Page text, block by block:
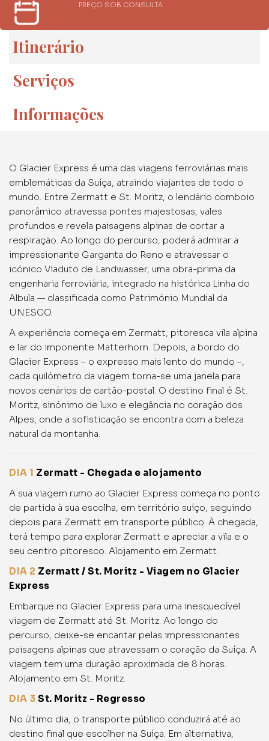
PREÇO SOB CONSULTA
Itinerário
Serviços
Informações
O Glacier Express é uma das viagens ferroviárias mais
emblemáticas da Suíça, atraindo viajantes de todo o
mundo. Entre Zermatt e St. Moritz, o lendário comboio
panorâmico atravessa pontes majestosas, vales
profundos e revela paisagens alpinas de cortar a
respiração. Ao longo do percurso, poderá admirar a
impressionante Garganta do Reno e atravessar o
icónico Viaduto de Landwasser, uma obra-prima da
engenharia ferroviária, integrado na histórica Linha do
Albula — classificada como Património Mundial da
UNESCO.
A experiência começa em Zermatt, pitoresca vila alpina
e lar do imponente Matterhorn. Depois, a bordo do
Glacier Express – o expresso mais lento do mundo –,
cada quilómetro da viagem torna-se uma janela para
novos cenários de cartão-postal. O destino final é St.
Moritz, sinónimo de luxo e elegância no coração dos
Alpes, onde a sofisticação se encontra com a beleza
natural da montanha.
DIA 1 Zermatt - Chegada e alojamento
A sua viagem rumo ao Glacier Express começa no ponto
de partida à sua escolha, em território suíço, seguindo
depois para Zermatt em transporte público. À chegada,
terá tempo para explorar Zermatt e apreciar a vila e o
seu centro pitoresco. Alojamento em Zermatt.
DIA 2 Zermatt / St. Moritz - Viagem no Glacier
Express
Embarque no Glacier Express para uma inesquecível
viagem de Zermatt até St. Moritz. Ao longo do
percurso, deixe-se encantar pelas impressionantes
paisagens alpinas que atravessam o coração da Suíça. A
viagem tem uma duração aproximada de 8 horas.
Alojamento em St. Moritz.
DIA 3 St. Moritz - Regresso
No último dia, o transporte público conduzirá até ao
destino final que escolher na Suíça. Em alternativa,